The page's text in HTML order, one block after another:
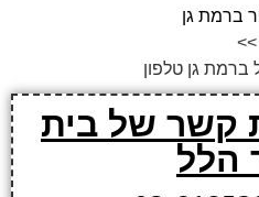
ברמת גן
>>
גן טלפון
קשר של בית
הלל